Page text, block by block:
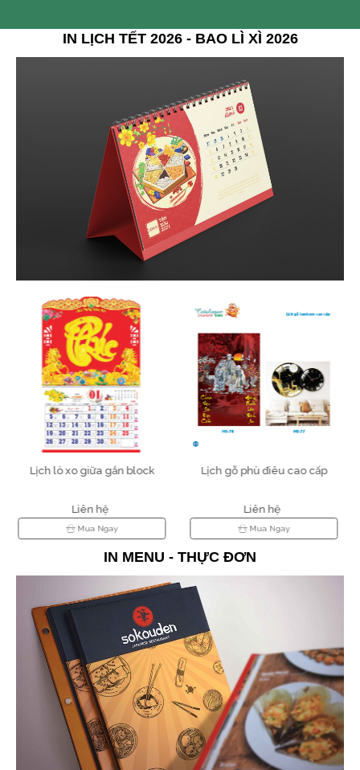
IN LỊCH TẾT 2026 - BAO LÌ XÌ 2026
Lịch gỗ phù điêu cao cấp
Liên hệ
Mua Ngay
Lịch để bàn cao cấp 2026
Liên hệ
Mua Ngay
IN MENU - THỰC ĐƠN